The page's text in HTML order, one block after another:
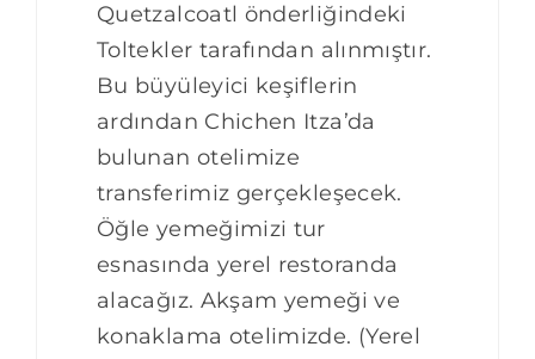
Quetzalcoatl önderliğindeki
Toltekler tarafından alınmıştır.
Bu büyüleyici keşiflerin
ardından Chichen Itza’da
bulunan otelimize
transferimiz gerçekleşecek.
Öğle yemeğimizi tur
esnasında yerel restoranda
alacağız. Akşam yemeği ve
konaklama otelimizde. (Yerel